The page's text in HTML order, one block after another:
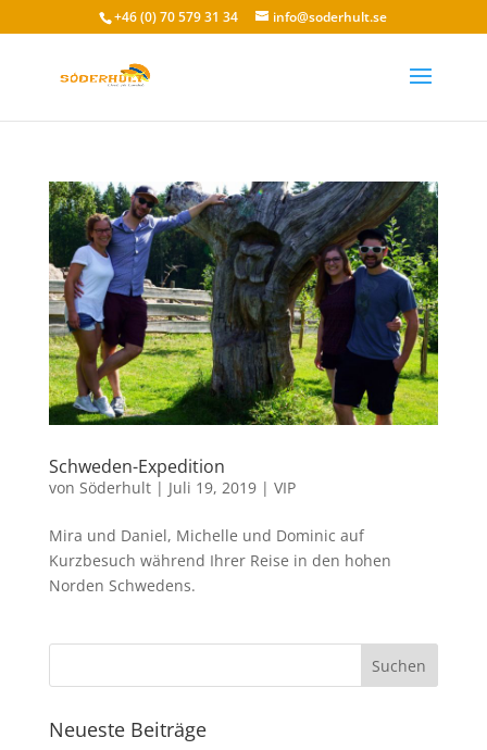
+46 (0) 70 579 31 34 info@soderhult.se
Schweden-Expedition
von Söderhult| Juli 19, 2019| VIP
Mira und Daniel, Michelle und Dominic auf
Kurzbesuch während Ihrer Reise in den hohen
Norden Schwedens.
Neueste Beiträge